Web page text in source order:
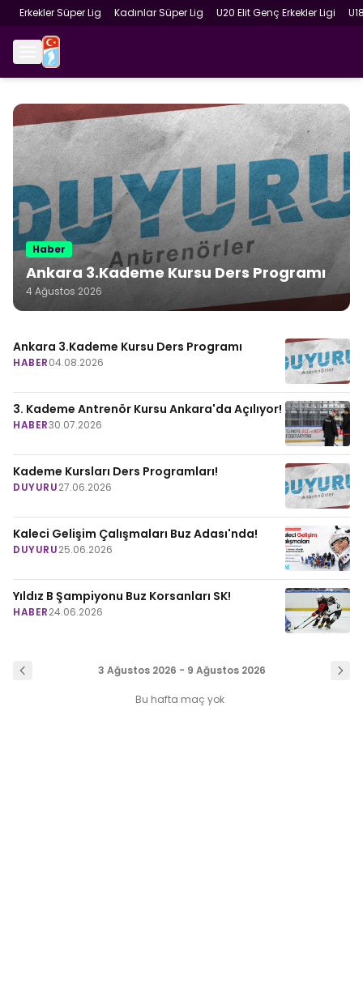
Erkekler Süper Lig Kadınlar Süper Lig U20 Elit Genç Erkekler Ligi
Haber
Ankara 3.Kademe Kursu Ders Programı
4 Ağustos 2026
Ankara 3.Kademe Kursu Ders Programı
HABER04.08.2026
3. Kademe Antrenör Kursu Ankara'da Açılıyor!
HABER30.07.2026
Kademe Kursları Ders Programları!
DUYURU27.06.2026
Kaleci Gelişim Çalışmaları Buz Adası'nda!
DUYURU25.06.2026
Yıldız B Şampiyonu Buz Korsanları SK!
HABER24.06.2026
3 Ağustos 2026 - 9 Ağustos 2026
Bu hafta maç yok